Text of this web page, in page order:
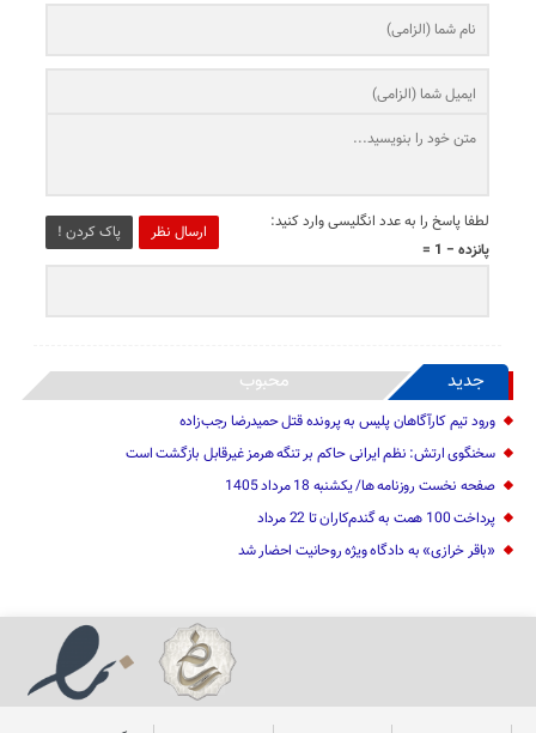
ارسال نظر پاک کردن !
لطفا پاسخ را به عدد انگلیسی وارد کنید:
پانزده − 1 =
جدید محبوب
ورود تیم کارآگاهان پلیس به پرونده قتل حمیدرضا رجب‌زاده
سخنگوی ارتش: نظم ایرانی حاکم بر تنگه هرمز غیرقابل بازگشت است
صفحه نخست روزنامه ها/ یکشنبه 18 مرداد 1405
پرداخت 100 همت به گندم‌کاران تا 22 مرداد
«باقر خرازی» به دادگاه ویژه روحانیت احضار شد